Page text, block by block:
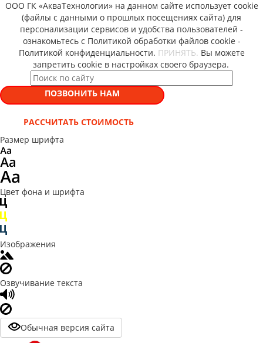
ООО ГК «АкваТехнологии» на данном сайте использует cookie
(файлы с данными о прошлых посещениях сайта) для
персонализации сервисов и удобства пользователей -
ознакомьтесь с Политикой обработки файлов cookie -
Политикой конфиденциальности. ПРИНЯТЬ. Вы можете
запретить cookie в настройках своего браузера.
ПОЗВОНИТЬ НАМ
РАССЧИТАТЬ СТОИМОСТЬ
Размер шрифта
Цвет фона и шрифта
Изображения
Озвучивание текста
Обычная версия сайта